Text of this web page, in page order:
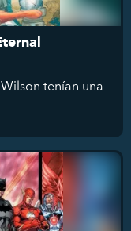
tenían una